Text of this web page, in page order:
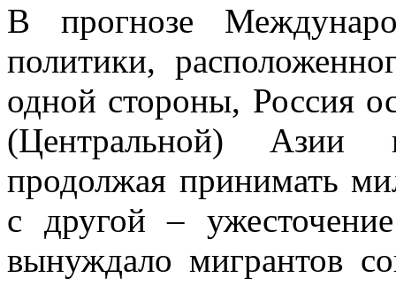
В прогнозе
политики,
одной стороны, Россия
(Центральной) Азии
продолжая принимать
с другой –
вынуждало мигрантов